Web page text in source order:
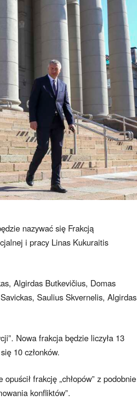
nazywać się Frakcją
i pracy Linas Kukuraitis
Algirdas Butkevičius, Domas
Saulius Skvernelis, Algirdas
Nowa frakcja będzie liczyła 13
10 członków.
frakcję „chłopów” z podobnie
konfliktów”.